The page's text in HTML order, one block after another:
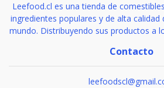
Leefood.cl es una tienda de
ingredientes populares y de alta
mundo. Distribuyendo sus productos a
Contacto